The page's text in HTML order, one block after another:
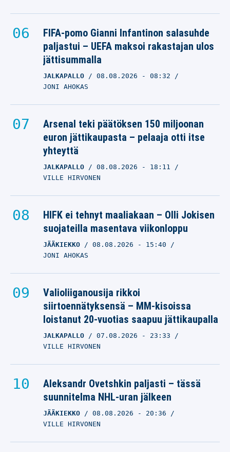
FIFA-pomo Gianni Infantinon salasuhde
paljastui – UEFA maksoi rakastajan ulos
jättisummalla
JALKAPALLO 08.08.2026 - 08:32
JONI AHOKAS
Arsenal teki päätöksen 150 miljoonan
euron jättikaupasta – pelaaja otti itse
yhteyttä
JALKAPALLO 08.08.2026 - 18:11
VILLE HIRVONEN
HIFK ei tehnyt maaliakaan – Olli Jokisen
suojateilla masentava viikonloppu
JÄÄKIEKKO 08.08.2026 - 15:40
JONI AHOKAS
Valioliiganousija rikkoi
siirtoennätyksensä – MM-kisoissa
loistanut 20-vuotias saapuu jättikaupalla
JALKAPALLO 07.08.2026 - 23:33
VILLE HIRVONEN
Aleksandr Ovetshkin paljasti – tässä
suunnitelma NHL-uran jälkeen
JÄÄKIEKKO 08.08.2026 - 20:36
VILLE HIRVONEN